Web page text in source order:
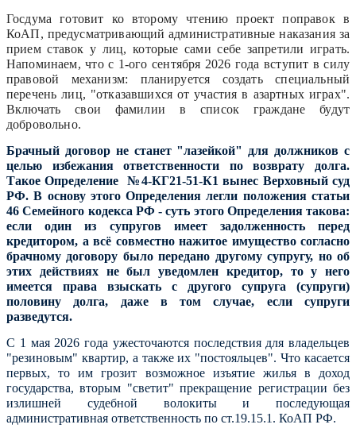
Госдума готовит ко второму чтению проект поправок в
КоАП, предусматривающий административные наказания за
прием ставок у лиц, которые сами себе запретили играть.
Напоминаем, что с 1-ого сентября 2026 года вступит в силу
правовой механизм: планируется создать специальный
перечень лиц, "отказавшихся от участия в азартных играх".
Включать свои фамилии в список граждане будут
добровольно.
Брачный договор не станет "лазейкой" для должников с
целью избежания ответственности по возврату долга.
Такое Определение №4-КГ21-51-К1 вынес Верховный суд
РФ. В основу этого Определения легли положения статьи
46 Семейного кодекса РФ - суть этого Определения такова:
если один из супругов имеет задолженность перед
кредитором, а всё совместно нажитое имущество согласно
брачному договору было передано другому супругу, но об
этих действиях не был уведомлен кредитор, то у него
имеется права взыскать с другого супруга (супруги)
половину долга, даже в том случае, если супруги
разведутся.
С 1 мая 2026 года ужесточаются последствия для владельцев
"резиновым" квартир, а также их "постояльцев". Что касается
первых, то им грозит возможное изъятие жилья в доход
государства, вторым "светит" прекращение регистрации без
излишней судебной волокиты и последующая
административная ответственность по ст.19.15.1. КоАП РФ.